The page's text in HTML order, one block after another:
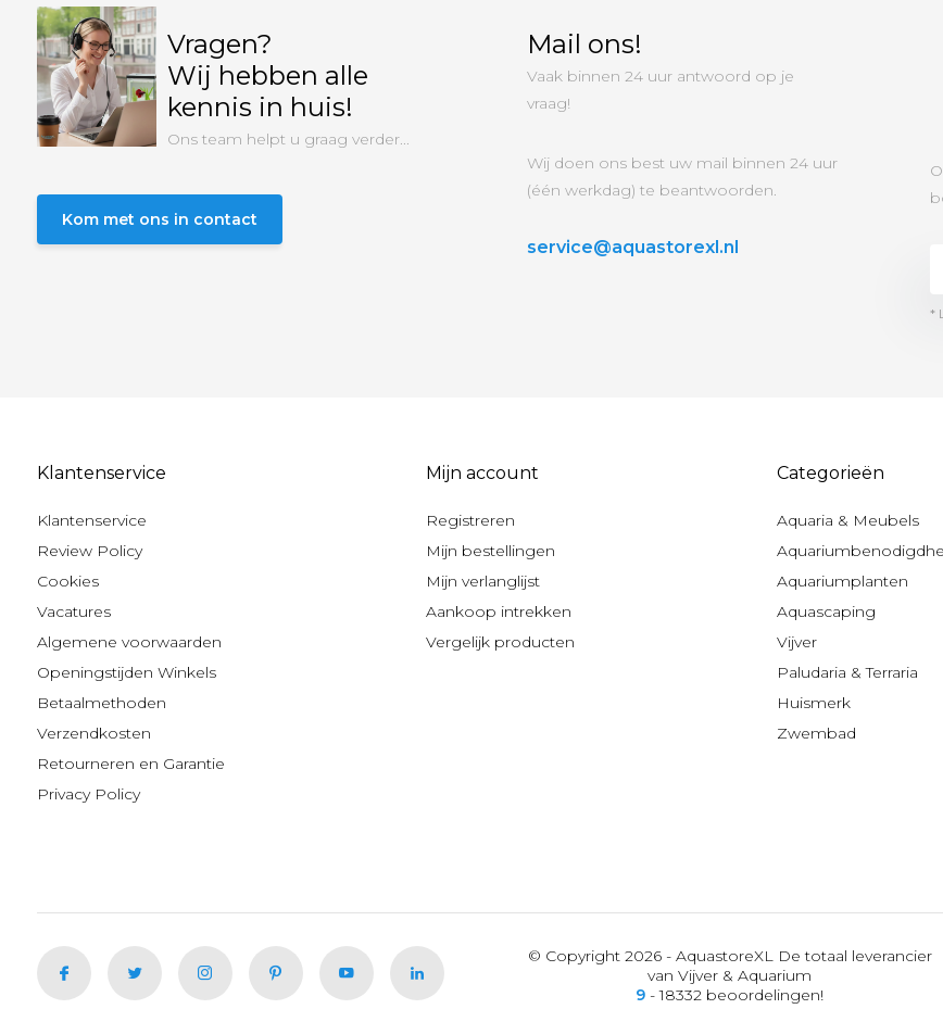
Vragen?
Wij hebben alle
kennis in huis!
Ons team helpt u graag verder...
Kom met ons in contact
Mail ons!
Vaak binnen 24 uur antwoord op je
vraag!
Wij doen ons best uw mail binnen 24 uur
(één werkdag) te beantwoorden.
service@aquastorexl.nl
*
Klantenservice
Klantenservice
Review Policy
Cookies
Vacatures
Algemene voorwaarden
Openingstijden Winkels
Betaalmethoden
Verzendkosten
Retourneren en Garantie
Privacy Policy
Mijn account
Registreren
Mijn bestellingen
Mijn verlanglijst
Aankoop intrekken
Vergelijk producten
Categorieën
Aquaria & Meubels
Aquariumplanten
Aquascaping
Vijver
Paludaria & Terraria
Huismerk
Zwembad
© Copyright 2026 - AquastoreXL De totaal leverancier
van Vijver & Aquarium
9 - 18332 beoordelingen!